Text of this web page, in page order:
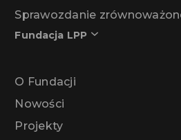
Sprawozdanie
Fundacja LPP
O Fundacji
Nowości
Projekty